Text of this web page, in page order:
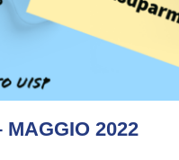
MAGGIO 2022